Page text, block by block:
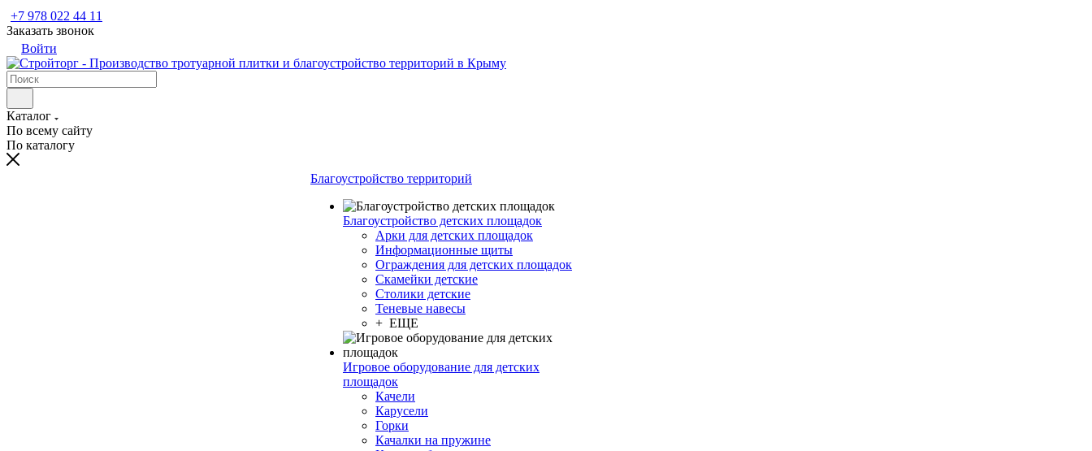
+7 978 022 44 11
Заказать звонок
Войти
Каталог
По всему сайту
По каталогу
Благоустройство территорий
Благоустройство детских площадок
Арки для детских площадок
Информационные щиты
Ограждения для детских площадок
Скамейки детские
Столики детские
Теневые навесы
+ ЕЩЕ
Игровое оборудование для детских
площадок
Качели
Карусели
Горки
Качалки на пружине